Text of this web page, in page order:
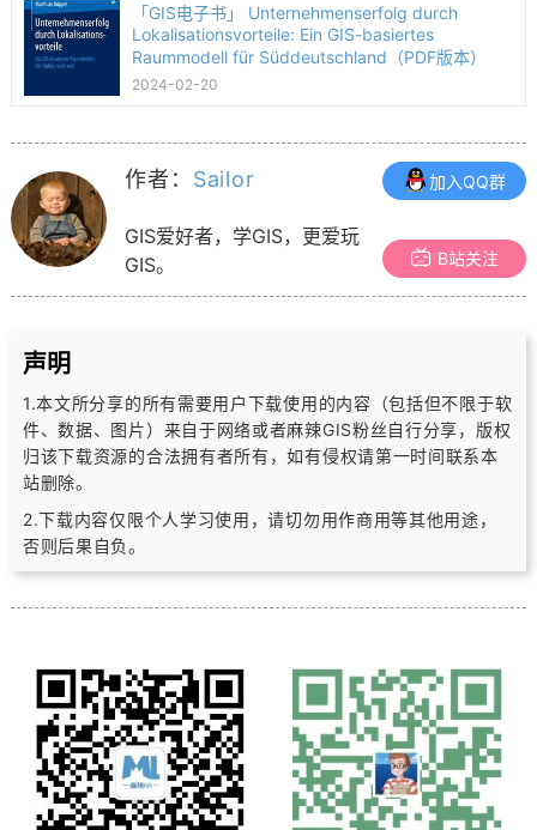
「GIS电子书」 Unternehmenserfolg durch
Lokalisationsvorteile: Ein GIS-basiertes
Raummodell für Süddeutschland（PDF版本）
2024-02-20
作者： Sailor
GIS爱好者，学GIS，更爱玩
GIS。
加入QQ群
B站关注
声明
1.本文所分享的所有需要用户下载使用的内容（包括但不限于软
件、数据、图片） 来自于网络或者麻辣GIS粉丝自行分享，版权
归该下载资源的合法拥有者所有，如有侵权请第一时间联系本
站删除。
2.下载内容仅限个人学习使用，请切勿用作商用等其他用途，
否则后果自负。